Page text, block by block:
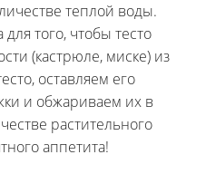
теплой воды.
того, чтобы тесто
(кастрюле, миске) из
оставляем его
и обжариваем их в
растительного
аппетита!